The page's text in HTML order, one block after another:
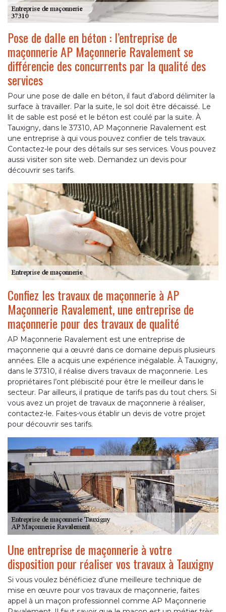
Pose de dalle en béton : l’entreprise de
maçonnerie AP Maçonnerie Ravalement se
différencie des concurrents par la qualité des
services
Pour une pose de dalle en béton, il faut d’abord délimiter la
surface à travailler. Par la suite, le sol doit être décaissé. Le
lit de sable est posé et le béton est coulé par la suite. À
Tauxigny, dans le 37310, AP Maçonnerie Ravalement est
une entreprise à qui vous pouvez confier de tels travaux.
Contactez-le pour des détails sur ses services. Vous pouvez
aussi visiter son site web. Demandez un devis pour
découvrir ses tarifs.
Confiez les travaux de maçonnerie à AP
Maçonnerie Ravalement, une entreprise de
maçonnerie pour des travaux de qualité
AP Maçonnerie Ravalement est une entreprise de
maçonnerie qui a œuvré dans ce domaine depuis plusieurs
années. Elle a acquis une expérience inégalable. À Tauxigny,
dans le 37310, il réalise divers travaux de maçonnerie. Les
propriétaires l’ont plébiscité pour être le meilleur dans le
secteur. Par ailleurs, il pratique de tarifs pas du tout chers. Si
vous avez un projet de travaux de maçonnerie à réaliser,
contactez-le. Faites-vous établir un devis de votre projet
pour découvrir ses tarifs.
Une entreprise de maçonnerie à votre
disposition pour réaliser vos travaux à Tauxigny
Si vous voulez bénéficiez d’une meilleure technique de
mise en œuvre pour vos travaux de maçonnerie, faites
appel à un maçon professionnel comme AP Maçonnerie